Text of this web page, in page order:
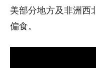
美部分地方及非洲西
偏食。